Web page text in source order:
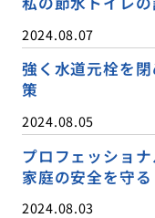
2024.08.07
強く水道元栓を
策
2024.08.05
プロフェッショ
家庭の安全を守る
2024.08.03